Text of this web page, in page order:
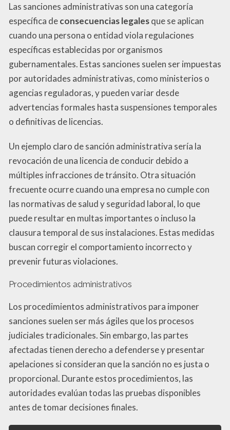
Las sanciones administrativas son una categoría
específica deconsecuencias legalesque se aplican
cuando una persona o entidad viola regulaciones
específicas establecidas por organismos
gubernamentales. Estas sanciones suelen ser impuestas
por autoridades administrativas, como ministerios o
agencias reguladoras, y pueden variar desde
advertencias formales hasta suspensiones temporales
o definitivas de licencias.
Un ejemplo claro de sanción administrativa sería la
revocación de una licencia de conducir debido a
múltiples infracciones de tránsito. Otra situación
frecuente ocurre cuando una empresa no cumple con
las normativas de salud y seguridad laboral, lo que
puede resultar en multas importantes o incluso la
clausura temporal de sus instalaciones. Estas medidas
buscan corregir el comportamiento incorrecto y
prevenir futuras violaciones.
Procedimientos administrativos
Los procedimientos administrativos para imponer
sanciones suelen ser más ágiles que los procesos
judiciales tradicionales. Sin embargo, las partes
afectadas tienen derecho a defenderse y presentar
apelaciones si consideran que la sanción no es justa o
proporcional. Durante estos procedimientos, las
autoridades evalúan todas las pruebas disponibles
antes de tomar decisiones finales.